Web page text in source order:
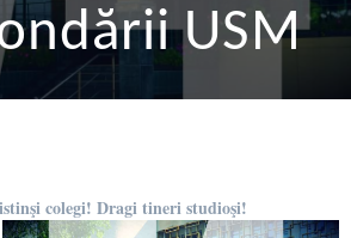
USM
colegi! Dragi tineri studioşi!